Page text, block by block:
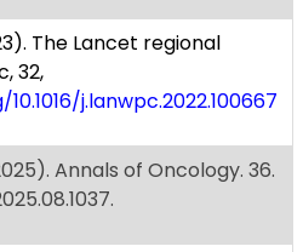
The Lancet regional
32,
j.lanwpc.2022.100667
Annals of Oncology. 36.